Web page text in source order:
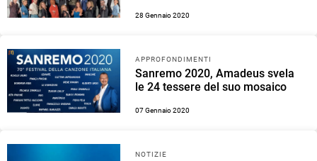
28 Gennaio 2020
APPROFONDIMENTI
Sanremo 2020, Amadeus svela
le 24 tessere del suo mosaico
07 Gennaio 2020
NOTIZIE